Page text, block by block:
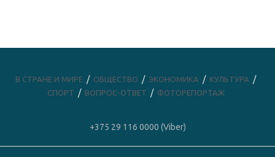
В СТРАНЕ И МИРЕ ОБЩЕСТВО ЭКОНОМИКА
КУЛЬТУРА
СПОРТ
ВОПРОС-ОТВЕТ ФОТОРЕПОРТАЖ
+375 29 116 0000 (Viber)